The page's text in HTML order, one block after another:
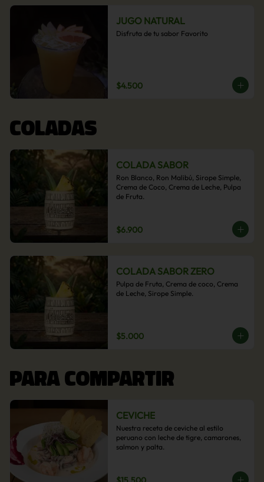
JUGO NATURAL
Disfruta de tu sabor Favorito
$4.500
COLADAS
COLADA SABOR
Ron Blanco, Ron Malibú, Sirope Simple,
Crema de Coco, Crema de Leche, Pulpa
de Fruta.
$6.900
COLADA SABOR ZERO
Pulpa de Fruta, Crema de coco, Crema
de Leche, Sirope Simple.
$5.000
PARA COMPARTIR
CEVICHE
Nuestra receta de ceviche al estilo
peruano con leche de tigre, camarones,
salmon y palta.